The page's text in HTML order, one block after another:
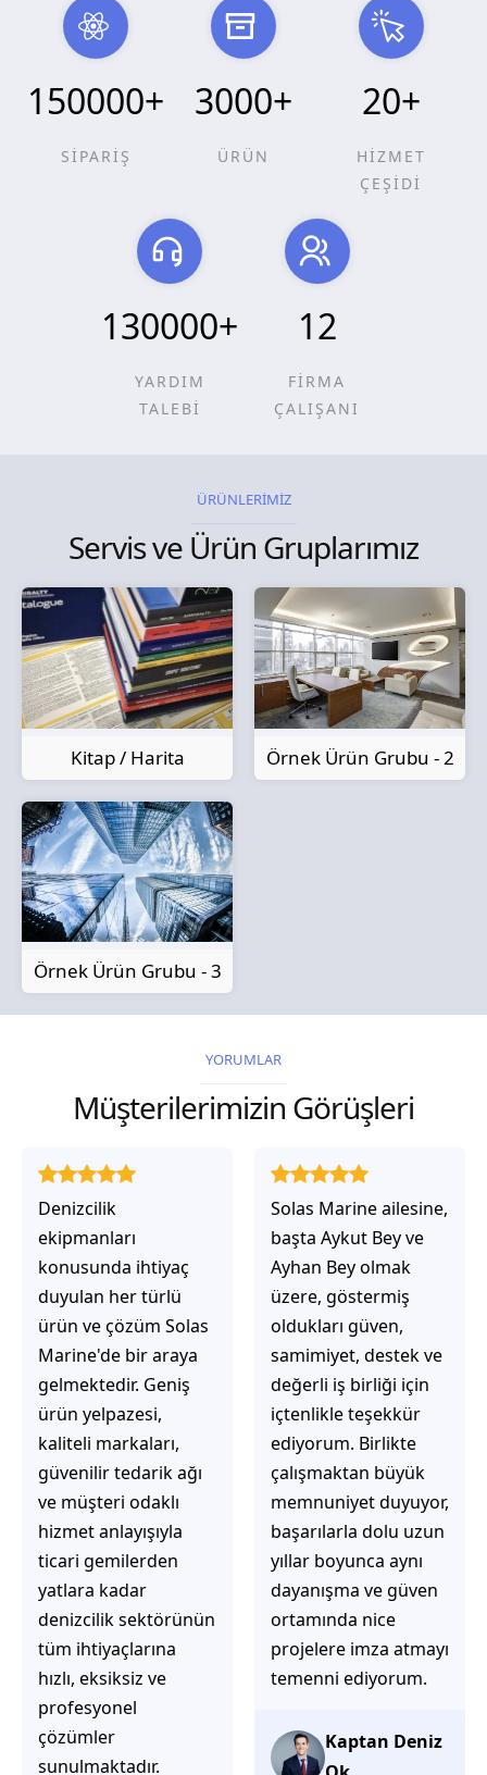
150000+
SİPARİŞ
3000+
ÜRÜN
20+
HİZMET
ÇEŞİDİ
130000+
YARDIM
TALEBİ
12
FİRMA
ÇALIŞANI
ÜRÜNLERİMİZ
Servis ve Ürün Gruplarımız
Kitap / Harita Örnek Ürün Grubu - 2
Örnek Ürün Grubu - 3
YORUMLAR
Müşterilerimizin Görüşleri
Solas Marine ailesine,
başta Aykut Bey ve
Ayhan Bey olmak
üzere, göstermiş
oldukları güven,
samimiyet, destek ve
değerli iş birliği için
içtenlikle teşekkür
ediyorum. Birlikte
çalışmaktan büyük
memnuniyet duyuyor,
başarılarla dolu uzun
yıllar boyunca aynı
dayanışma ve güven
ortamında nice
projelere imza atmayı
temenni ediyorum.
Kaptan Deniz
Solas Marine ile
çalıştığınızda,
işlerinin gerçekten
çözüm üretmeye
odaklı olduğunu
hemen fark
ediyorsunuz.
İhtiyaçlarınıza hızlı ve
doğru çözümler
sunmaya çalışıyorlar.
Müşteri
memnuniyetini ön
planda tutan
yaklaşımları, ilgili
iletişimleri ve
güvenilir hizmet
anlayışları sayesinde
başarılı bir ekip
olduklarını